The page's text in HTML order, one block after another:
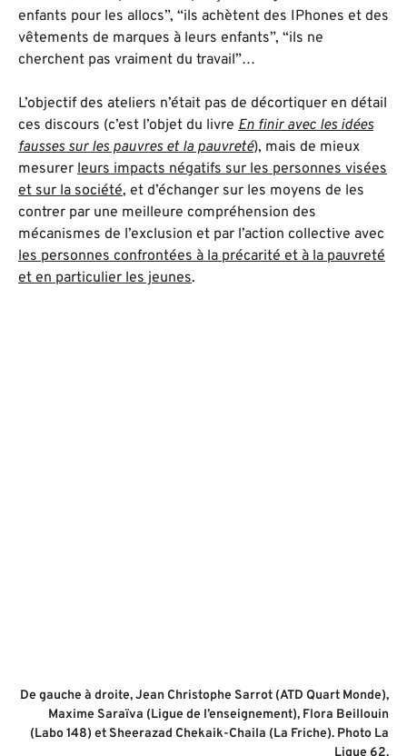
enfants pour les allocs”, “ils achètent des IPhones et des
vêtements de marques à leurs enfants”, “ils ne
cherchent pas vraiment du travail”…
L’objectif des ateliers n’était pas de décortiquer en détail
ces discours (c’est l’objet du livre En finir avec les idées
fausses sur les pauvres et la pauvreté), mais de mieux
mesurer leurs impacts négatifs sur les personnes visées
et sur la société, et d’échanger sur les moyens de les
contrer par une meilleure compréhension des
mécanismes de l’exclusion et par l’action collective avec
les personnes confrontées à la précarité et à la pauvreté
et en particulier les jeunes.
De gauche à droite, Jean Christophe Sarrot (ATD Quart Monde),
Maxime Saraïva (Ligue de l’enseignement), Flora Beillouin
(Labo 148) et Sheerazad Chekaik-Chaila (La Friche). Photo La